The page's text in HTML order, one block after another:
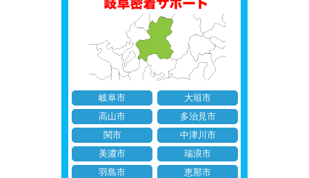
岐阜市
大垣市
高山市
多治見市
関市
中津川市
美濃市
瑞浪市
羽島市
恵那市